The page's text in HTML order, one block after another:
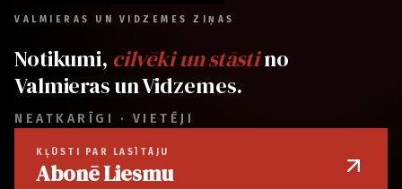
VALMIERAS UN VIDZEMES ZIŅAS
Notikumi, cilvēki un stāstino
Valmieras un Vidzemes.
NEATKARĪGI · VIETĒJI
KĻŪSTI PAR LASĪTĀJU
Abonē Liesmu